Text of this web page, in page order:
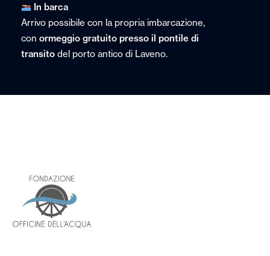
In barca
Arrivo possibile con la propria imbarcazione,
con ormeggio gratuito presso il pontile di
transitodel porto antico di Laveno.